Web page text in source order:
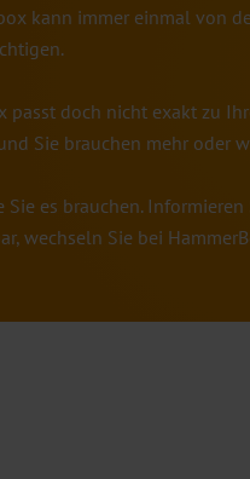
kann immer einmal von
doch nicht exakt zu
Sie brauchen mehr oder
es brauchen.
wechseln Sie bei